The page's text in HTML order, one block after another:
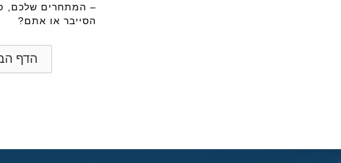
– המתחרים שלכם,
הסייבר או אתם?
הדף